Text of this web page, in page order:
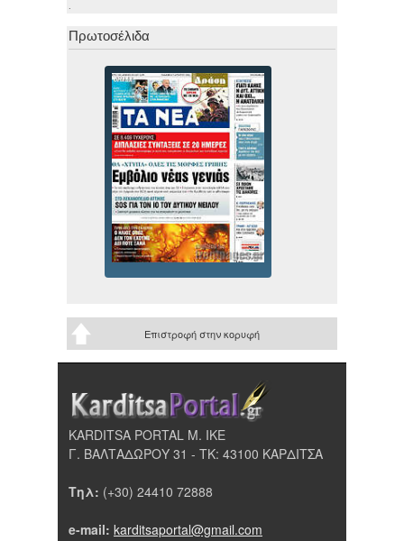
Πρωτοσέλιδα
Επιστροφή στην κορυφή
KARDITSA PORTAL Μ. ΙΚΕ
Γ. ΒΑΛΤΑΔΩΡΟΥ 31 - ΤΚ: 43100 ΚΑΡΔΙΤΣΑ
Τηλ: (+30) 24410 72888
e-mail: karditsaportal@gmail.com